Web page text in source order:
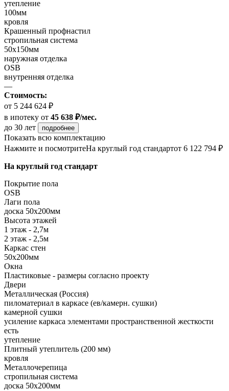
утепление
100мм
кровля
Крашенный профнастил
стропильная система
50х150мм
наружная отделка
OSB
внутренняя отделка
—
Стоимость:
от 5 244 624 ₽
в ипотеку от 45 638 ₽/мес.
до 30 лет
подробнее
Показать всю комплектацию
Нажмите и посмотритеНа круглый год стандартот 6 122 794 ₽
На круглый год стандарт
Покрытие пола
OSB
Лаги пола
доска 50х200мм
Высота этажей
1 этаж - 2,7м
2 этаж - 2,5м
Каркас стен
50х200мм
Окна
Пластиковые - размеры согласно проекту
Двери
Металлическая (Россия)
пиломатериал в каркасе (ев/камерн. сушки)
камерной сушки
усиление каркаса элементами пространственной жесткости
есть
утепление
Плитный утеплитель (200 мм)
кровля
Металлочерепица
стропильная система
доска 50х200мм